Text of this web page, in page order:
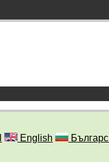
English